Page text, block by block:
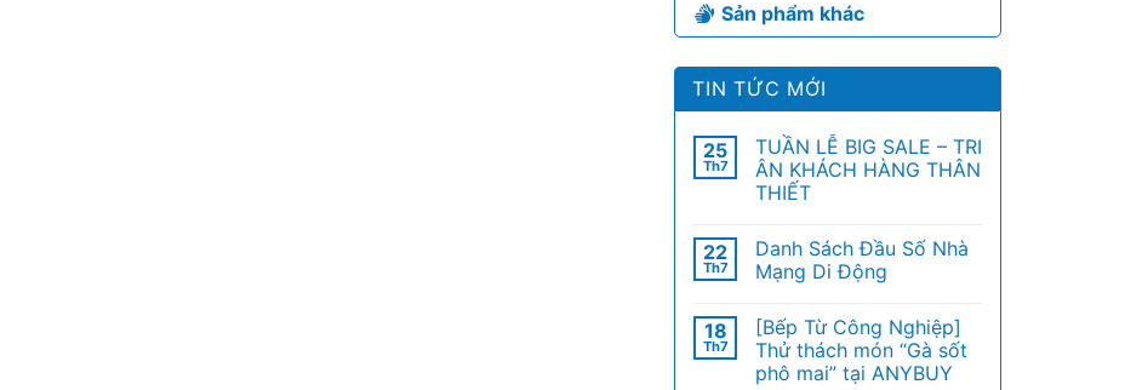
Sản phẩm khác
TIN TỨC MỚI
25
Th7
TUẦN LỄ BIG SALE – TRI
ÂN KHÁCH HÀNG THÂN
THIẾT
22
Th7
Danh Sách Đầu Số Nhà
Mạng Di Động
18
Th7
[Bếp Từ Công Nghiệp]
Thử thách món “Gà sốt
phô mai” tại ANYBUY